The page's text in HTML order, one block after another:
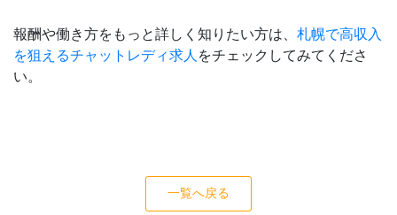
報酬や働き方をもっと詳しく知りたい方は、 札幌で高収入
を狙えるチャットレディ求人 をチェックしてみてくださ
い。
一覧へ戻る